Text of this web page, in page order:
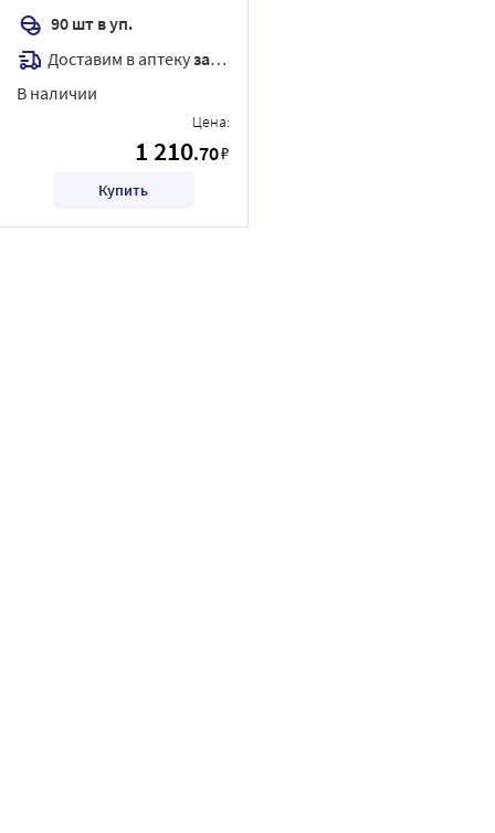
90 шт в уп.
Доставим в аптекузавтра
В наличии
Цена:
1 210.70₽
Купить